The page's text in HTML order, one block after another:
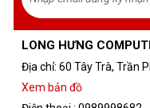
LONG HƯNG
Địa chỉ: 60 Tây Trà, Trần
Xem bản đồ